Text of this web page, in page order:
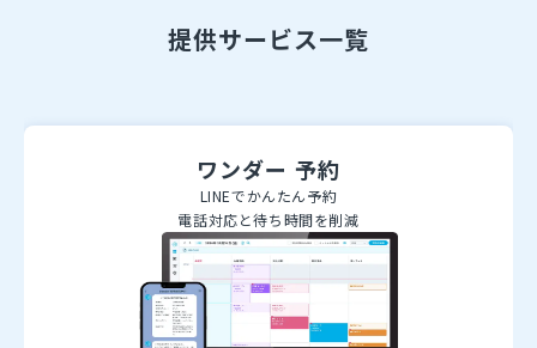
提供サービス一覧
ワンダー 予約
LINEでかんたん予約
電話対応と待ち時間を削減